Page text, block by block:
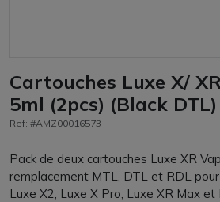
Cartouches Luxe X/
5ml (2pcs) (Black
Ref: #AMZ00016573
Pack de deux cartouches Luxe XR
remplacement MTL, DTL et RDL
Luxe X2, Luxe X Pro, Luxe XR Max et